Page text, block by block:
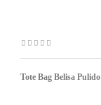
Tote Bag Belisa Pulido